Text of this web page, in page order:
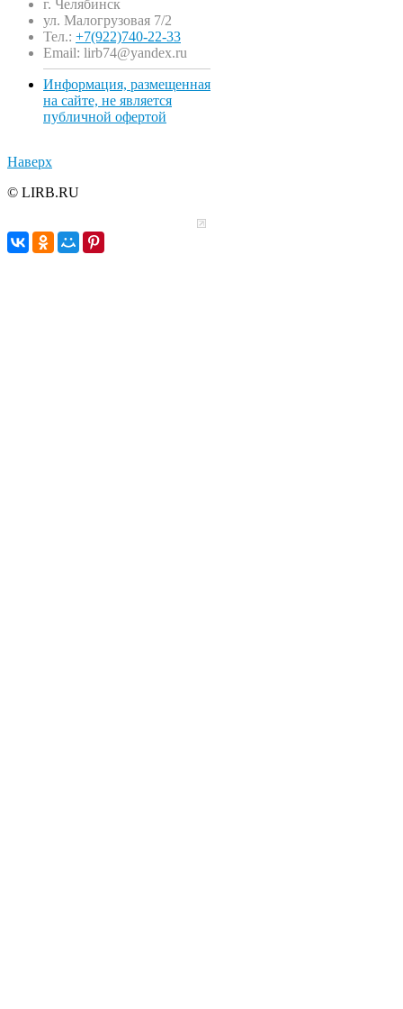
г. Челябинск
ул. Малогрузовая 7/2
Тел.: +7(922)740-22-33
Email: lirb74@yandex.ru
Информация, размещенная
на сайте, не является
публичной офертой
Наверх
© LIRB.RU